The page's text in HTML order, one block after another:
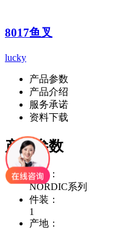
8017鱼叉
lucky
产品参数
产品介绍
服务承诺
资料下载
产品参数
型号：
NORDIC系列
件装：
1
产地：